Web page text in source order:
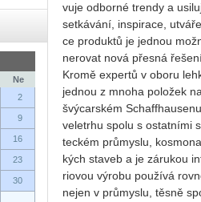
Ne
2
9
16
23
30
vu­je od­bor­né tren­dy a
se­tká­vá­ní, in­spi­ra­ce,
ce pro­duk­tů je jed­nou
ne­ro­vat nová přes­ná
Kromě ex­per­tů v oboru
jed­nou z mnoha po­lo­žek
švý­car­ském
ve­letr­hu spolu s ostat­ní­mi
tec­kém prů­mys­lu,
kých sta­veb a je zá­ru­kou
ri­o­vou vý­ro­bu po­u­ží­vá
nejen v prů­mys­lu, těsně